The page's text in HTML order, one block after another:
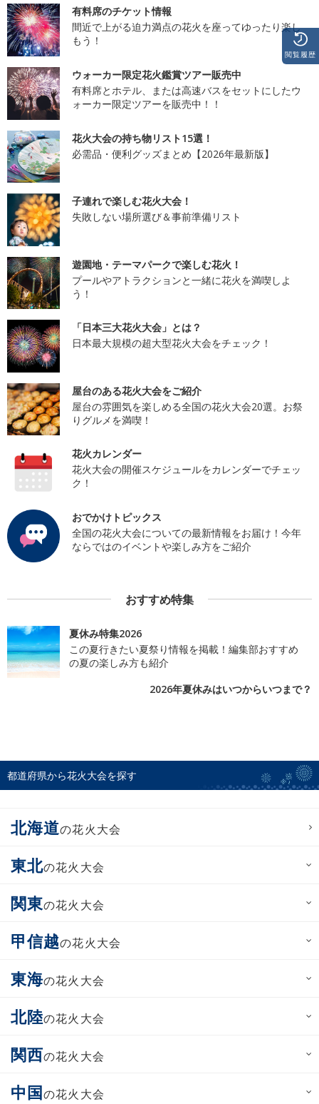
有料席のチケット情報
間近で上がる迫力満点の花火を座ってゆったり楽し
もう！
ウォーカー限定花火鑑賞ツアー販売中
有料席とホテル、または高速バスをセットにしたウ
ォーカー限定ツアーを販売中！！
花火大会の持ち物リスト15選！
必需品・便利グッズまとめ【2026年最新版】
子連れで楽しむ花火大会！
失敗しない場所選び＆事前準備リスト
遊園地・テーマパークで楽しむ花火！
プールやアトラクションと一緒に花火を満喫しよ
う！
「日本三大花火大会」とは？
日本最大規模の超大型花火大会をチェック！
屋台のある花火大会をご紹介
屋台の雰囲気を楽しめる全国の花火大会20選。お祭
りグルメを満喫！
花火カレンダー
花火大会の開催スケジュールをカレンダーでチェッ
ク！
おでかけトピックス
全国の花火大会についての最新情報をお届け！今年
ならではのイベントや楽しみ方をご紹介
おすすめ特集
夏休み特集2026
この夏行きたい夏祭り情報を掲載！編集部おすすめ
の夏の楽しみ方も紹介
2026年夏休みはいつからいつまで？
都道府県から花火大会を探す
北海道の花火大会
東北の花火大会
関東の花火大会
甲信越の花火大会
東海の花火大会
北陸の花火大会
関西の花火大会
中国の花火大会
閲覧履歴